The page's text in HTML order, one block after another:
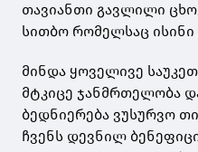
თავიანთი გავლილი
სითბო რომელსაც ისინი
მინდა ყოველივე
მტკიცე ჯანმრთელობა
ბედნიერება ვუსურვო
ჩვენს დევნილ